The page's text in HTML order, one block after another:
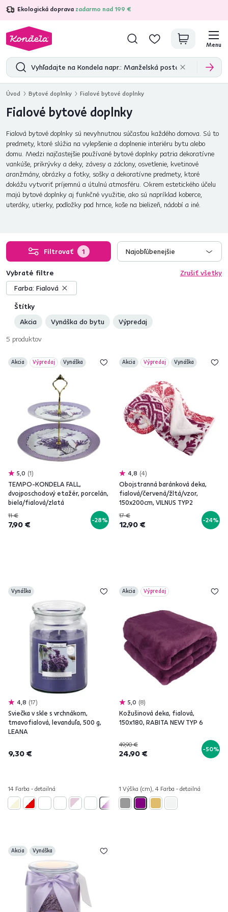
Ekologická doprava zadarmo nad 199 €
4,7 31 285overených produktových recenzií
Menu
Úvod Bytové doplnky Fialové bytové doplnky
Fialové bytové doplnky
Fialová bytové doplnky sú nevyhnutnou súčasťou každého domova. Sú to
predmety, ktoré slúžia na vylepšenie a doplnenie interiéru bytu alebo
domu. Medzi najčastejšie používané bytové doplnky patria dekoratívne
vankúše, prikrývky a deky, závesy a záclony, osvetlenie, kvetinové
aranžmány, obrázky a fotky, sošky a dekoratívne predmety, ktoré
dokážu vytvoriť príjemnú a útulnú atmosféru. Okrem estetického účelu
majú bytové doplnky aj funkčné využitie, ako sú napríklad koberce,
uteráky, utierky, podložky pod hrnce, koše na bielizeň, nádobí a iné.
Filtrovať 1 Najobľúbenejšie
Štítky
Akcia
Vynáška do bytu Výpredaj
Vybraté filtre
Zrušiť všetky
Farba: Fialová
5 produktov
Akcia Výpredaj Vynáška
5,0 1
TEMPO-KONDELA FALL,
dvojposchodový etažér, porcelán,
biela/fialová/zlatá
11 €
7,90 € -28%
Akcia Výpredaj Vynáška
4,8 4
Obojstranná baránková deka,
fialová/červená/žltá/vzor,
150x200cm, VILNUS TYP2
17 €
12,90 € -24%
Vynáška
4,8 17
Sviečka v skle s vrchnákom,
tmavofialová, levanduľa, 500 g,
LEANA
9,30 €
14 Farba - detailná
Akcia Výpredaj
5,0 8
Kožušinová deka, fialová,
150x180, RABITA NEW TYP 6
49,90 €
24,90 € -50%
1 Výška (cm), 4 Farba - detailná
Akcia Vynáška